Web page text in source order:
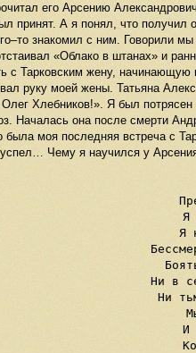
его Арсению
принят. А я понял, что
знакомил с ним. Говорили
«Облако в штанах» и
с Тарковским жену, начинающую
руку моей жены. Татьяна
Хлебников!». Я был
Началась она после смерти
моя последняя встреча с
Чему я научился у
Я
Я
Ни в
Ни
И